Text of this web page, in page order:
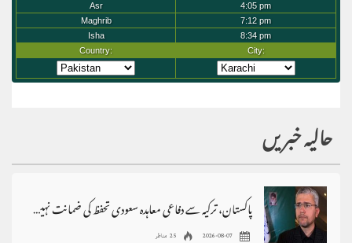
حالیہ خبریں
پاکستان، ترکیہ سے دفاعی معاہدہ سعودی تحفظ کی ضمانت نہیں،ابراہیم رضائی
2026-08-07 25 مناظر